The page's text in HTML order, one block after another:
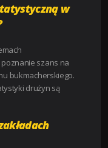
w
szans na
bukmacherskiego.
drużyn są